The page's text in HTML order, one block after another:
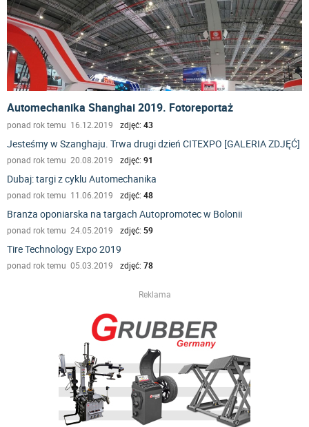
Automechanika Shanghai 2019. Fotoreportaż
ponad rok temu 16.12.2019 zdjęć: 43
Jesteśmy w Szanghaju. Trwa drugi dzień CITEXPO [GALERIA ZDJĘĆ]
ponad rok temu 20.08.2019 zdjęć: 91
Dubaj: targi z cyklu Automechanika
ponad rok temu 11.06.2019 zdjęć: 48
Branża oponiarska na targach Autopromotec w Bolonii
ponad rok temu 24.05.2019 zdjęć: 59
Tire Technology Expo 2019
ponad rok temu 05.03.2019 zdjęć: 78
Reklama